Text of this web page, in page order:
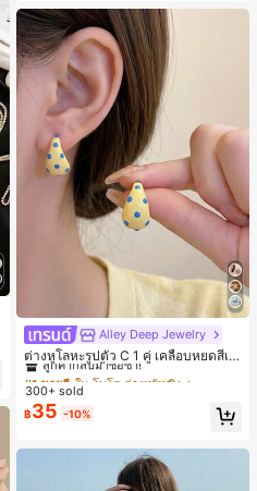
Alley Deep Jewelry
ต่างหูโลหะรูปตัว C 1 คู่ เคลือบหยดสีเห
ลือง ลายจุดสีน้ำเงิน สไตล์ยุโรปและอเม
ริกัน แฟชั่นส่วนตัว หวานและสง่างาม
สำหรับผู้หญิงและเด็กหญิง สำหรับการเ
ดินทาง งานแต่งงาน ปาร์ตี้ วันเกิด ของ
#1 ขายดี ใน โบโฮ ต่างหูผู้หญิง
ลูกค้ากลับมาซื้อซ้ำ!
เกือบหมดแล้ว!
#1 ขายดี ใน โบโฮ ต่างหูผู้หญิง
ลูกค้ากลับมาซื้อซ้ำ!
เกือบหมดแล้ว!
#1 ขายดี ใน โบโฮ ต่างหูผู้หญิง
ลูกค้ากลับมาซื้อซ้ำ!
เกือบหมดแล้ว!
#1 ขายดี ใน โบโฮ ต่างหูผู้หญิง
เกือบหมดแล้ว!
300+ sold
฿35 -10%